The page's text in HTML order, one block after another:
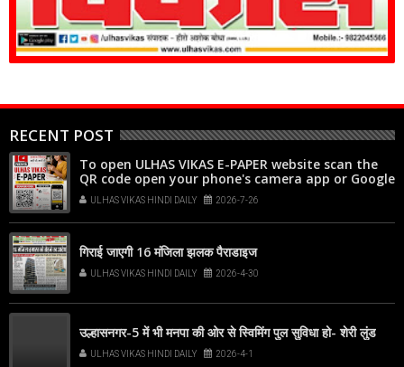
RECENT POST
To open ULHAS VIKAS E-PAPER website scan the
QR code open your phone's camera app or Google
Lens, point it at the code, and tap the web link
popup that appears on your screen
ULHAS VIKAS HINDI DAILY 2026-7-26
गिराई जाएगी 16 मंजिला झलक पैराडाइज
ULHAS VIKAS HINDI DAILY 2026-4-30
उल्हासनगर-5 में भी मनपा की ओर से स्विमिंग पुल सुविधा हो- शेरी लुंड
ULHAS VIKAS HINDI DAILY 2026-4-1